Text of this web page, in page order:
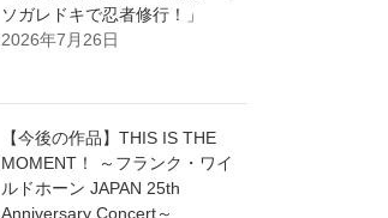
ソガレドキで忍者修行！」
2026年7月26日
【今後の作品】THIS IS THE
MOMENT！ ～フランク・ワイ
ルドホーン JAPAN 25th
Anniversary Concert～